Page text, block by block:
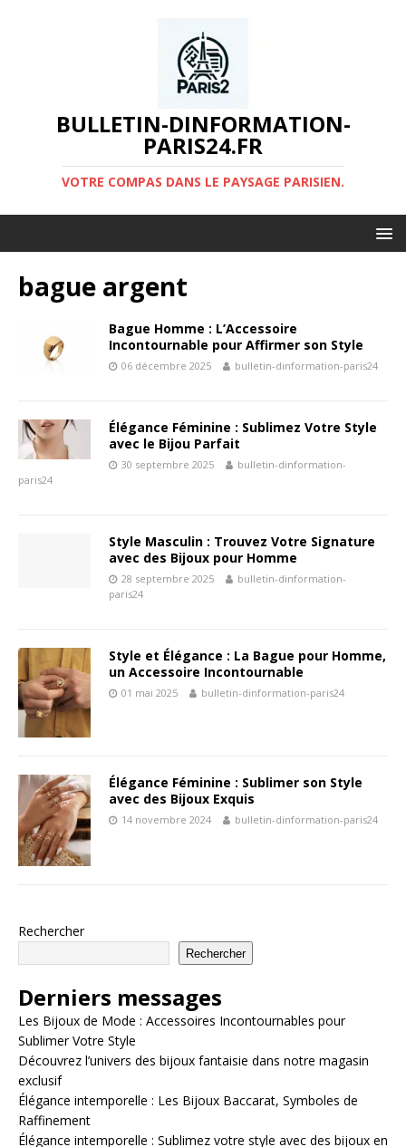
BULLETIN-DINFORMATION-
PARIS24.FR
VOTRE COMPAS DANS LE PAYSAGE PARISIEN.
bague argent
Bague Homme : L’Accessoire
Incontournable pour Affirmer son Style
06 décembre 2025 bulletin-dinformation-paris24
Élégance Féminine : Sublimez Votre Style
avec le Bijou Parfait
30 septembre 2025
bulletin-dinformation-
paris24
Style Masculin : Trouvez Votre Signature
avec des Bijoux pour Homme
28 septembre 2025
bulletin-dinformation-
paris24
Style et Élégance : La Bague pour Homme,
un Accessoire Incontournable
01 mai 2025 bulletin-dinformation-paris24
Élégance Féminine : Sublimer son Style
avec des Bijoux Exquis
14 novembre 2024 bulletin-dinformation-paris24
Rechercher
Rechercher
Derniers messages
Les Bijoux de Mode : Accessoires Incontournables pour
Sublimer Votre Style
Découvrez l’univers des bijoux fantaisie dans notre magasin
exclusif
Élégance intemporelle : Les Bijoux Baccarat, Symboles de
Raffinement
Élégance intemporelle : Sublimez votre style avec des bijoux en